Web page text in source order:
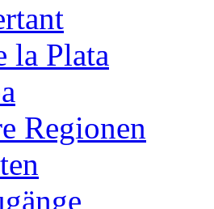
la Plata
Regionen